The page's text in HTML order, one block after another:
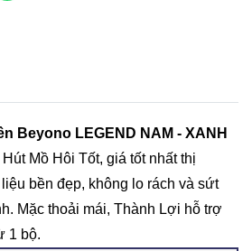
Beyono LEGEND NAM - XANH
Mồ Hôi Tốt, giá tốt nhất thị
bền đẹp, không lo rách và sứt
Mặc thoải mái, Thành Lợi hỗ trợ
1 bộ.